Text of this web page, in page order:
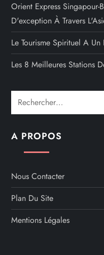
Orient Express
D'exception À Travers
Le Tourisme Spirituel A
Les 8 Meilleures Stations
Rechercher :
A PROPOS
Nous Contacter
Plan Du Site
Mentions Légales